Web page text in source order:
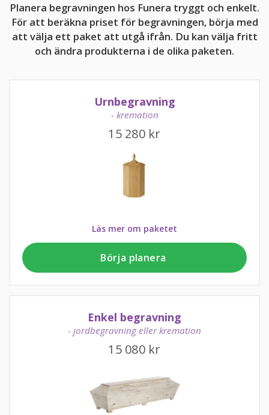
kundtjanst@funera.se
Planera begravningen hos Funera tryggt och enkelt.
För att beräkna priset för begravningen, börja med
att välja ett paket att utgå ifrån. Du kan välja fritt
och ändra produkterna i de olika paketen.
Urnbegravning
- kremation
15 280 kr
Läs mer om paketet
Börja planera
Enkel begravning
- jordbegravning eller kremation
15 080 kr